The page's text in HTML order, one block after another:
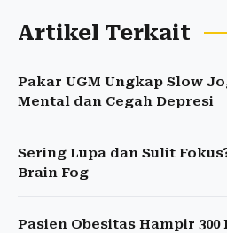
Artikel Terkait
Pakar UGM Ungkap Slow
Mental dan Cegah Depresi
Sering Lupa dan Sulit
Brain Fog
Pasien Obesitas Hampir